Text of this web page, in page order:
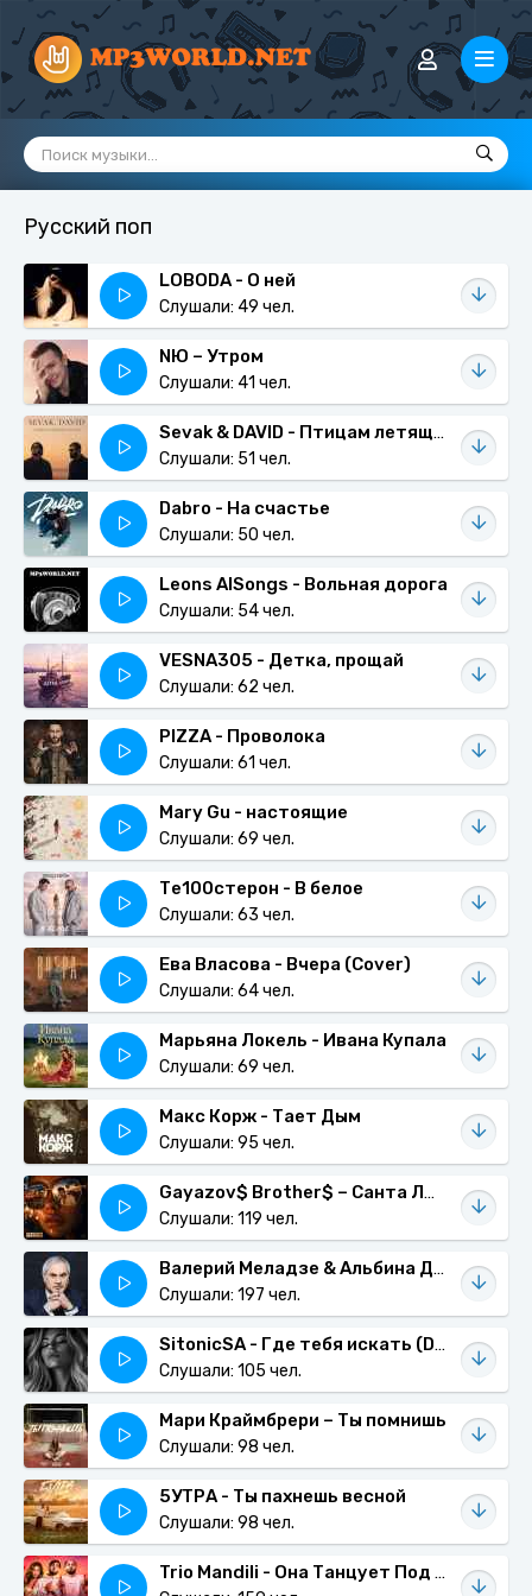
Русский поп
LOBODA - О ней
Слушали: 49 чел.
NЮ – Утром
Слушали: 41 чел.
Sevak & DAVID - Птицам летящим на юг
Слушали: 51 чел.
Dabro - На счастье
Слушали: 50 чел.
Leons AISongs - Вольная дорога
Слушали: 54 чел.
VESNA305 - Детка, прощай
Слушали: 62 чел.
PIZZA - Проволока
Слушали: 61 чел.
Mary Gu - настоящие
Слушали: 69 чел.
Те100стерон - В белое
Слушали: 63 чел.
Ева Власова - Вчера (Cover)
Слушали: 64 чел.
Марьяна Локель - Ивана Купала
Слушали: 69 чел.
Макс Корж - Тает Дым
Слушали: 95 чел.
Gayazov$ Brother$ – Санта Лючия
Слушали: 119 чел.
Валерий Меладзе & Альбина Джанабаева - Где ты есть
Слушали: 197 чел.
SitonicSA - Где тебя искать (Deepu House Remix)
Слушали: 105 чел.
Мари Краймбрери – Ты помнишь
Слушали: 98 чел.
5УТРА - Ты пахнешь весной
Слушали: 98 чел.
Trio Mandili - Она Танцует Под Шадэ